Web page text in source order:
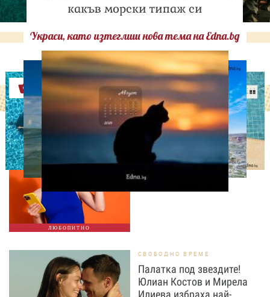
какъв морски типаж си
Украси, като изтеглиш нова тема на Edna.bg
Оферти
ЛЮБОПИТНО
ЛЮБОПИТНО
ТЕСТ: Какво издава
телефонът ти за теб?
СВОБОДНО ВРЕМЕ
Палатка под звездите!
Юлиан Костов и Мирела
Илиева избраха най-